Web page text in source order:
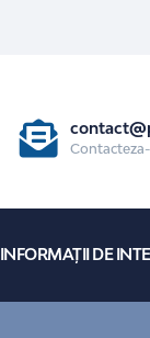
INFORMAȚII DE